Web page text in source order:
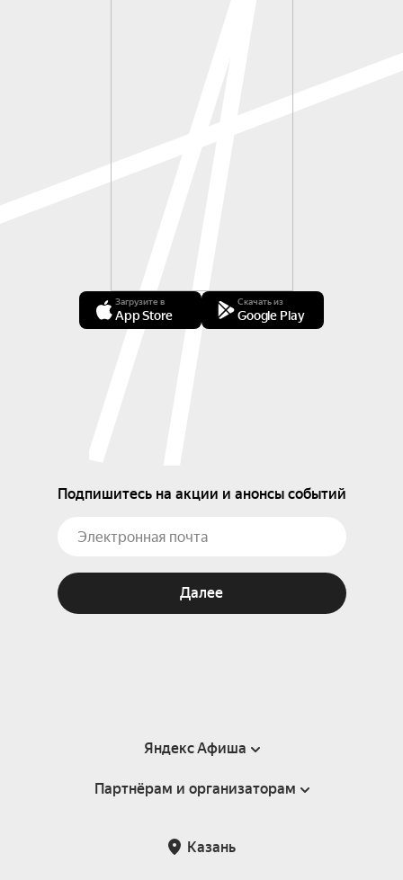
Загрузите в
App Store
Скачать из
Google Play
Подпишитесь на акции и анонсы событий
Далее
Яндекс Афиша
Справка
Подарочные сертификаты
Партнёрам и организаторам
Казань